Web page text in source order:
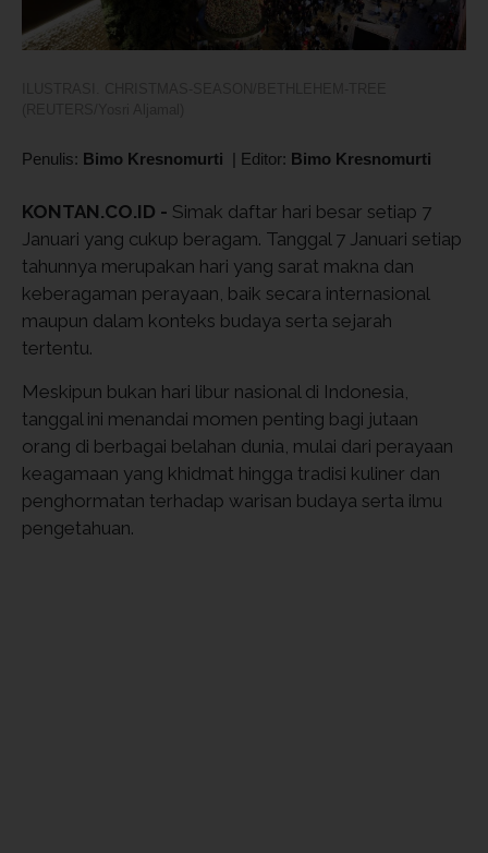
Penulis: Bimo Kresnomurti | Editor: Bimo Kresnomurti
KONTAN.CO.ID - Simak daftar hari besar setiap 7
Januari yang cukup beragam. Tanggal 7 Januari setiap
tahunnya merupakan hari yang sarat makna dan
keberagaman perayaan, baik secara internasional
maupun dalam konteks budaya serta sejarah
tertentu.
Meskipun bukan hari libur nasional di Indonesia,
tanggal ini menandai momen penting bagi jutaan
orang di berbagai belahan dunia, mulai dari perayaan
keagamaan yang khidmat hingga tradisi kuliner dan
penghormatan terhadap warisan budaya serta ilmu
pengetahuan.